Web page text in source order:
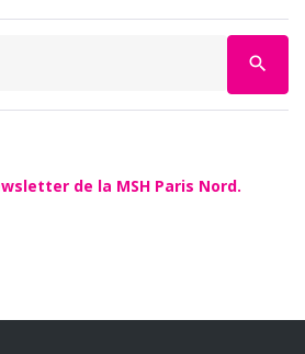
search
de la MSH Paris Nord.